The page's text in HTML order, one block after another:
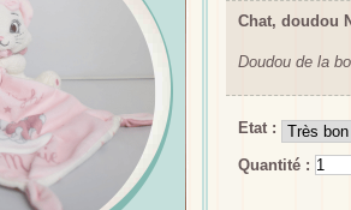
Chat, doudou
Doudou de la
Etat :
Quantité :